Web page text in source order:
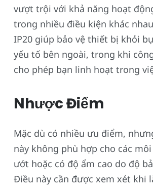
vượt trội với khả năng hoạt
trong nhiều điều kiện khác
IP20 giúp bảo vệ thiết bị khỏi
yếu tố bên ngoài, trong khi
cho phép bạn linh hoạt trong
Nhược Điểm
Mặc dù có nhiều ưu điểm,
này không phù hợp cho các
ướt hoặc có độ ẩm cao do độ
Điều này cần được xem xét khi